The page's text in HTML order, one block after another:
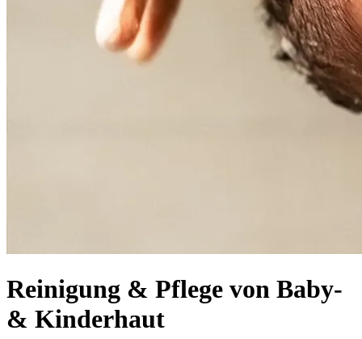
Reinigung & Pflege von Baby-
& Kinderhaut